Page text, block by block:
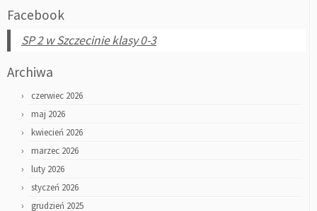
Facebook
SP 2 w Szczecinie klasy 0-3
Archiwa
czerwiec 2026
maj 2026
kwiecień 2026
marzec 2026
luty 2026
styczeń 2026
grudzień 2025